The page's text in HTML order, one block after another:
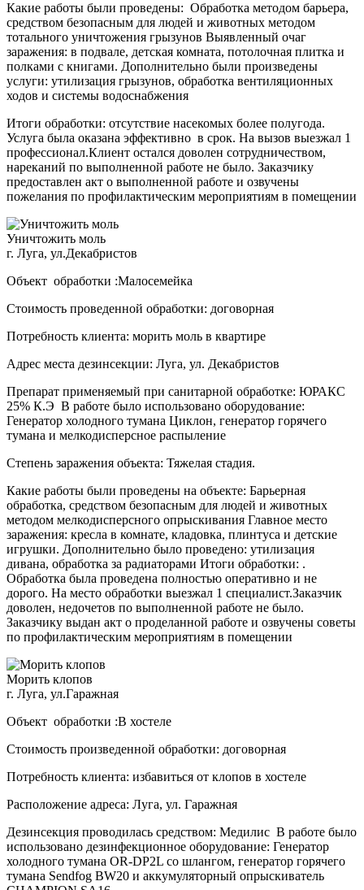
Какие работы были проведены: Обработка методом барьера,
средством безопасным для людей и животных методом
тотального уничтожения грызунов Выявленный очаг
заражения: в подвале, детская комната, потолочная плитка и
полками с книгами. Дополнительно были произведены
услуги: утилизация грызунов, обработка вентиляционных
ходов и системы водоснабжения
Итоги обработки: отсутствие насекомых более полугода.
Услуга была оказана эффективно в срок. На вызов выезжал 1
профессионал.Клиент остался доволен сотрудничеством,
нареканий по выполненной работе не было. Заказчику
предоставлен акт о выполненной работе и озвучены
пожелания по профилактическим мероприятиям в помещении
Уничтожить моль
г. Луга, ул.Декабристов
Объект обработки :Малосемейка
Стоимость проведенной обработки: договорная
Потребность клиента: морить моль в квартире
Адрес места дезинсекции: Луга, ул. Декабристов
Препарат применяемый при санитарной обработке: ЮРАКС
25% К.Э В работе было использовано оборудование:
Генератор холодного тумана Циклон, генератор горячего
тумана и мелкодисперсное распыление
Степень заражения объекта: Тяжелая стадия.
Какие работы были проведены на объекте: Барьерная
обработка, средством безопасным для людей и животных
методом мелкодисперсного опрыскивания Главное место
заражения: кресла в комнате, кладовка, плинтуса и детские
игрушки. Дополнительно было проведено: утилизация
дивана, обработка за радиаторами Итоги обработки: .
Обработка была проведена полностью оперативно и не
дорого. На место обработки выезжал 1 специалист.Заказчик
доволен, недочетов по выполненной работе не было.
Заказчику выдан акт о проделанной работе и озвучены советы
по профилактическим мероприятиям в помещении
Морить клопов
г. Луга, ул.Гаражная
Объект обработки :В хостеле
Стоимость произведенной обработки: договорная
Потребность клиента: избавиться от клопов в хостеле
Расположение адреса: Луга, ул. Гаражная
Дезинсекция проводилась средством: Медилис В работе было
использовано дезинфекционное оборудование: Генератор
холодного тумана OR-DP2L со шлангом, генератор горячего
тумана Sendfog BW20 и аккумуляторный опрыскиватель